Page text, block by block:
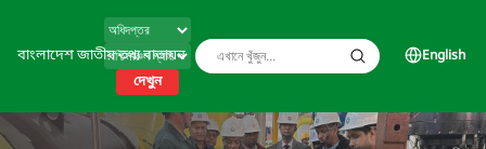
বাংলাদেশ জাতীয় তথ্য বাতায়ন
দেখুন
English